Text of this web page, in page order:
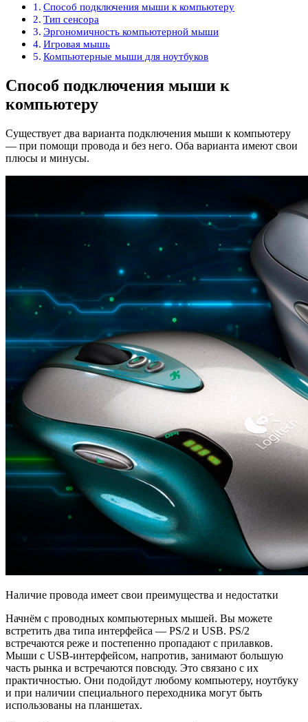
Способ подключения мыши к компьютеру
Тип сенсора
Эргономичность компьютерной мыши
Игровая мышь
Компьютерные мыши для ноутбуков
Способ подключения мыши к
компьютеру
Существует два варианта подключения мыши к компьютеру
— при помощи провода и без него. Оба варианта имеют свои
плюсы и минусы.
Наличие провода имеет свои преимущества и недостатки
Начнём с проводных компьютерных мышей. Вы можете
встретить два типа интерфейса — PS/2 и USB. PS/2
встречаются реже и постепенно пропадают с прилавков.
Мыши с USB-интерфейсом, напротив, занимают большую
часть рынка и встречаются повсюду. Это связано с их
практичностью. Они подойдут любому компьютеру, ноутбуку
и при наличии специального переходника могут быть
использованы на планшетах.